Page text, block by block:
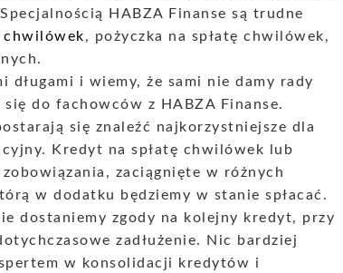
HABZA Finanse są trudne
chwilówek, pożyczka na spłatę chwilówek,
długami i wiemy, że sami nie damy rady
do fachowców z HABZA Finanse.
się znaleźć najkorzystniejsze dla
Kredyt na spłatę chwilówek lub
zaciągnięte w różnych
w dodatku będziemy w stanie spłacać.
dostaniemy zgody na kolejny kredyt, przy
zadłużenie. Nic bardziej
w konsolidacji kredytów i